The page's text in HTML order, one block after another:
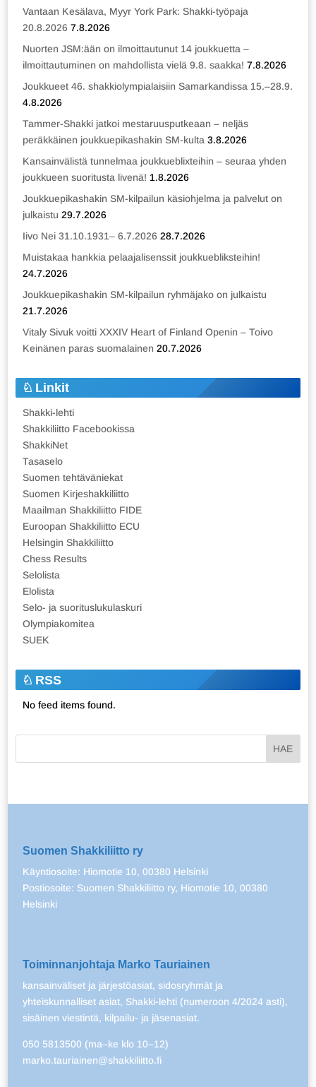
Vantaan Kesälava, Myyr York Park: Shakki-työpaja
20.8.2026 7.8.2026
Nuorten JSM:ään on ilmoittautunut 14 joukkuetta –
ilmoittautuminen on mahdollista vielä 9.8. saakka! 7.8.2026
Joukkueet 46. shakkiolympialaisiin Samarkandissa 15.–28.9.
4.8.2026
Tammer-Shakki jatkoi mestaruusputkeaan – neljäs
peräkkäinen joukkuepikashakin SM-kulta 3.8.2026
Kansainvälistä tunnelmaa joukkueblixteihin – seuraa yhden
joukkueen suoritusta livenä! 1.8.2026
Joukkuepikashakin SM-kilpailun käsiohjelma ja palvelut on
julkaistu 29.7.2026
Iivo Nei 31.10.1931– 6.7.2026 28.7.2026
Muistakaa hankkia pelaajalisenssit joukkuebliksteihin!
24.7.2026
Joukkuepikashakin SM-kilpailun ryhmäjako on julkaistu
21.7.2026
Vitaly Sivuk voitti XXXIV Heart of Finland Openin – Toivo
Keinänen paras suomalainen 20.7.2026
Linkit
Shakki-lehti
Shakkiliitto Facebookissa
ShakkiNet
Tasaselo
Suomen tehtäväniekat
Suomen Kirjeshakkiliitto
Maailman Shakkiliitto FIDE
Euroopan Shakkiliitto ECU
Helsingin Shakkiliitto
Chess Results
Selolista
Elolista
Selo- ja suorituslukulaskuri
Olympiakomitea
SUEK
RSS
No feed items found.
Suomen Shakkiliitto ry
Käyntiosoite: Hiomotie 10, 00380 Helsinki
Postiosoite: Suomen Shakkiliitto ry, Hiomotie 10, 00380
Helsinki
Toiminnanjohtaja Marko Tauriainen
kansainväliset ja järjestöasiat, sidosryhmät ja
yhteiskunnalliset asiat, Shakki-lehti (numeroon 4/2024 asti),
sisäinen viestintä, kilpailu- ja jäsenasiat.
050 5813500 (ma–ke klo 10–12)
marko.tauriainen@shakkiliitto.fi